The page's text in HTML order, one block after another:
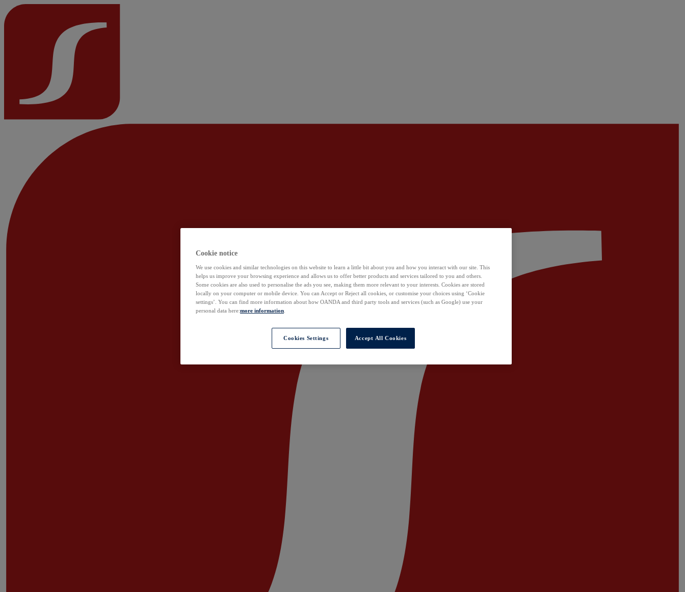
Cookie notice
We use cookies and similar technologies on this website to learn a little bit about you and how you interact with our site. This
helps us improve your browsing experience and allows us to offer better products and services tailored to you and others.
Some cookies are also used to personalise the ads you see, making them more relevant to your interests. Cookies are stored
locally on your computer or mobile device. You can Accept or Reject all cookies, or customise your choices using ‘Cookie
settings’. You can find more information about how OANDA and third party tools and services (such as Google) use your
personal data here:more information
Cookies Settings Accept All Cookies